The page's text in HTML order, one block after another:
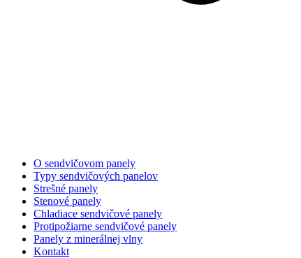
O sendvičovom panely
Typy sendvičových panelov
Strešné panely
Stenové panely
Chladiace sendvičové panely
Protipožiarne sendvičové panely
Panely z minerálnej vlny
Kontakt